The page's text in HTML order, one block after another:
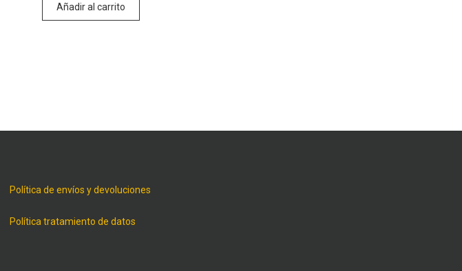
Añadir al carrito
Política de envíos y devoluciones
Política tratamiento de datos